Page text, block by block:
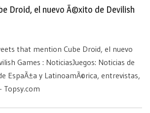
Droid, el nuevo Ã©xito de Devilish
that mention Cube Droid, el nuevo
Games : NoticiasJuegos: Noticias de
EspaÃ±a y LatinoamÃ©rica, entrevistas,
Topsy.com